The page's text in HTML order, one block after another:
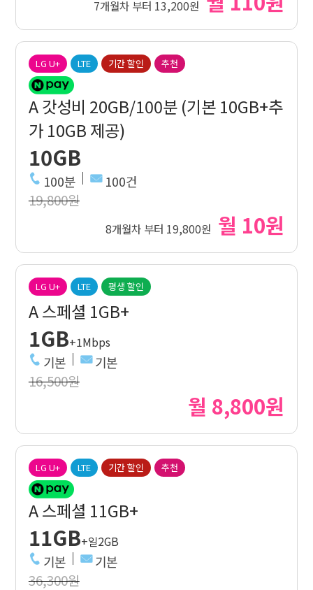
7개월차 부터 13,200원
LG U+ LTE 기간 할인 추천
A 갓성비 20GB/100분 (기본 10GB+추
가 10GB 제공)
10GB
100분 100건
19,800원
8개월차 부터 19,800원 월 10원
LG U+ LTE 평생 할인
A 스페셜 1GB+
1GB+1Mbps
기본 기본
16,500원
월 8,800원
LG U+ LTE 기간 할인 추천
A 스페셜 11GB+
11GB+일2GB
기본 기본
36,300원